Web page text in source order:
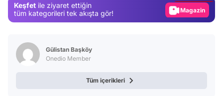
Keşfet ile ziyaret ettiğin
tüm kategorileri tek akışta gör!
Magazin
Gülistan Başköy
Onedio Member
Tüm içerikleri